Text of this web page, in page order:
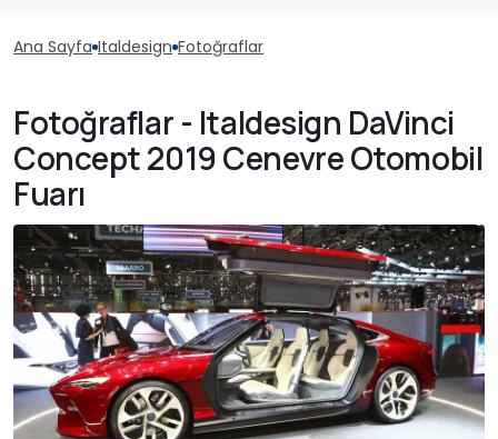
Ana Sayfa Italdesign Fotoğraflar
Fotoğraflar - Italdesign DaVinci
Concept 2019 Cenevre Otomobil
Fuarı